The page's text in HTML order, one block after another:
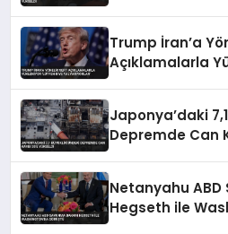
Trump İran’a
Açıklamalarla
Japonya’daki
Depremde Can
Netanyahu ABD
Hegseth ile